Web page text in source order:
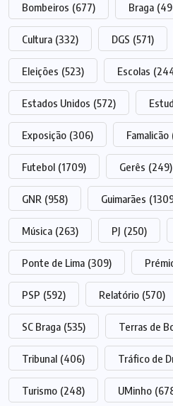
Bombeiros (677) Braga
Cultura (332) DGS (571)
Eleições (523) Escolas
Estados Unidos (572)
Exposição (306) Famalicão
Futebol (1709) Gerês (249)
GNR (958) Guimarães
Música (263) PJ (250)
Ponte de Lima (309)
PSP (592) Relatório (570)
SC Braga (535) Terras de
Tribunal (406) Tráfico de
Turismo (248) UMinho